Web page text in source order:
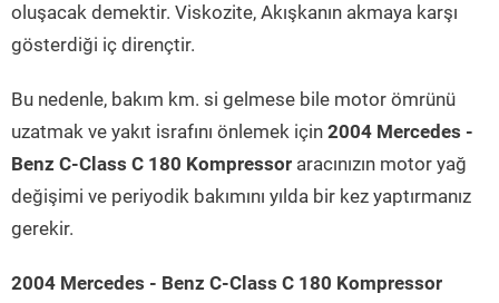
oluşacak demektir. Viskozite, Akışkanın akmaya karşı
gösterdiği iç dirençtir.
Bu nedenle, bakım km. si gelmese bile motor ömrünü
uzatmak ve yakıt israfını önlemek için 2004 Mercedes -
Benz C-Class C 180 Kompressor aracınızın motor yağ
değişimi ve periyodik bakımını yılda bir kez yaptırmanız
gerekir.
2004 Mercedes - Benz C-Class C 180 Kompressor